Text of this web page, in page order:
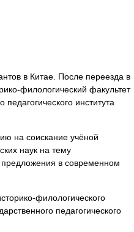
в Китае. После переезда в
филологический факультет
педагогического института
на соискание учёной
наук на тему
предложения в современном
филологического
педагогического